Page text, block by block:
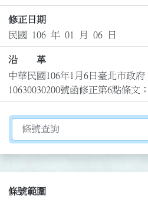
修正日期
民國 106 年 01 月 06 日
沿 革
中華民國106年1月6日臺北市政
10630030200號函修正第6點條文
切換選擇法規資訊內容
條號範圍